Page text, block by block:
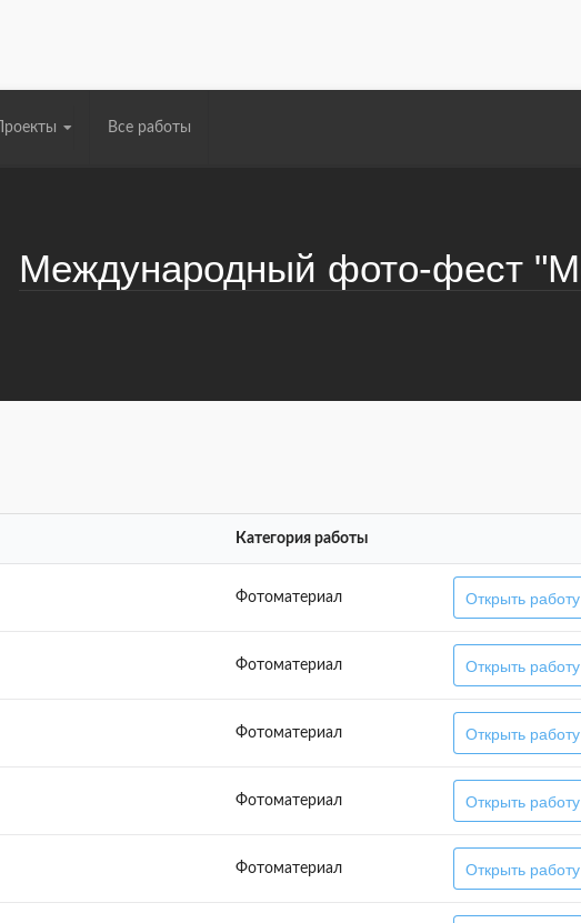
Проекты Все работы
Международный фото-фест
Категория работы
Фотоматериал Открыть работу
Фотоматериал Открыть работу
Фотоматериал Открыть работу
Фотоматериал Открыть работу
Фотоматериал Открыть работу